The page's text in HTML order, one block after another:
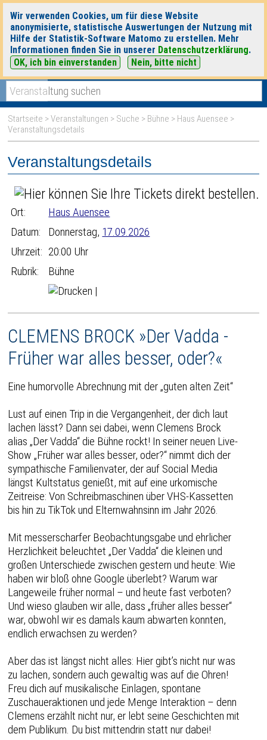
Wir verwenden Cookies, um für diese Website
anonymisierte, statistische Auswertungen der Nutzung mit
Hilfe der Statistik-Software Matomo zu erstellen. Mehr
Informationen finden Sie in unserer Datenschutzerklärung.
OK, ich bin einverstanden
Nein, bitte nicht
heute|morgen|
Startseite >Veranstaltungen > Suche > Bühne > Haus Auensee >
Veranstaltungsdetails
Veranstaltungsdetails
Ort:
Haus Auensee
Datum:
Donnerstag, 17.09.2026
Uhrzeit: 20:00 Uhr
Rubrik:
Bühne
|
CLEMENS BROCK »Der Vadda -
Früher war alles besser, oder?«
Eine humorvolle Abrechnung mit der „guten alten Zeit“
Lust auf einen Trip in die Vergangenheit, der dich laut
lachen lässt? Dann sei dabei, wenn Clemens Brock
alias „Der Vadda“ die Bühne rockt! In seiner neuen Live-
Show „Früher war alles besser, oder?“ nimmt dich der
sympathische Familienvater, der auf Social Media
längst Kultstatus genießt, mit auf eine urkomische
Zeitreise: Von Schreibmaschinen über VHS-Kassetten
bis hin zu TikTok und Elternwahnsinn im Jahr 2026.
Mit messerscharfer Beobachtungsgabe und ehrlicher
Herzlichkeit beleuchtet „Der Vadda“ die kleinen und
großen Unterschiede zwischen gestern und heute: Wie
haben wir bloß ohne Google überlebt? Warum war
Langeweile früher normal – und heute fast verboten?
Und wieso glauben wir alle, dass „früher alles besser“
war, obwohl wir es damals kaum abwarten konnten,
endlich erwachsen zu werden?
Aber das ist längst nicht alles: Hier gibt’s nicht nur was
zu lachen, sondern auch gewaltig was auf die Ohren!
Freu dich auf musikalische Einlagen, spontane
Zuschaueraktionen und jede Menge Interaktion – denn
Clemens erzählt nicht nur, er lebt seine Geschichten mit
dem Publikum. Du bist mittendrin statt nur dabei!